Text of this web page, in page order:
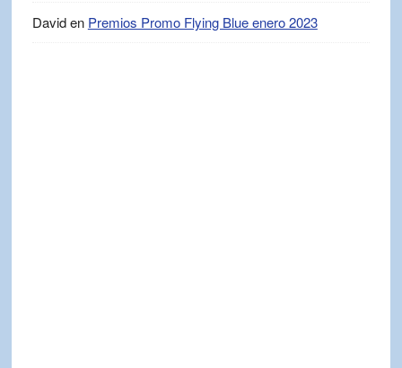
Daviden Premios Promo Flying Blue enero 2023